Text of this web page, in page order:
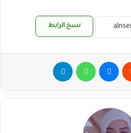
نسخ الرابط
ماسنجر واتساب